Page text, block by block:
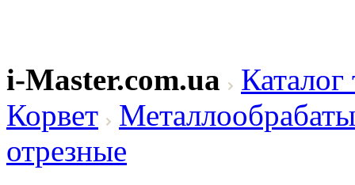
i-Master.com.ua
Каталог
Корвет
отрезные